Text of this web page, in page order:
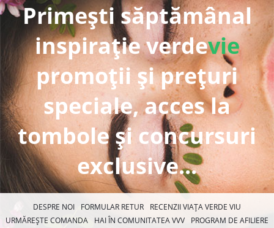
Primești săptămânal
inspirație verdevie
promoții și prețuri
speciale, acces la
tombole și concursuri
exclusive...
DESPRE NOI FORMULAR RETUR
RECENZII VIAȚA VERDE VIU
URMĂREȘTE COMANDA
HAI ÎN COMUNITATEA VVV
PROGRAM DE AFILIERE